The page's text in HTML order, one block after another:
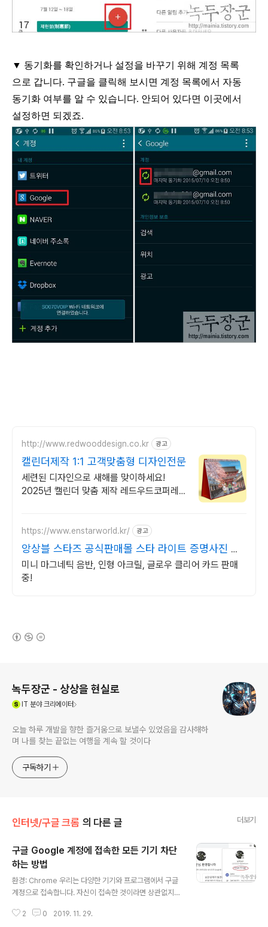
▼ 동기화를 확인하거나 설정을 바꾸기 위해 계정 목록
으로 갑니다. 구글을 클릭해 보시면 계정 목록에서 자동
동기화 여부를 알 수 있습니다. 안되어 있다면 이곳에서
설정하면 되겠죠.
http://www.redwooddesign.co.kr 광고
캘린더제작 1:1 고객맞춤형 디자인전문
세련된 디자인으로 새해를 맞이하세요!
2025년 캘린더 맞춤 제작 레드우드코퍼레
https://www.enstarworld.kr/ 광고
앙상블 스타즈 공식판매몰 스타 라이트 증명사진 제2
탄
미니 마그네틱 음반, 인형 아크릴, 글로우 클리어 카드 판매
중!
녹두장군 - 상상을 현실로
IT 분야 크리에이터
오늘 하루 개발을 향한 즐거움으로 보낼수 있었음을 감사해하
며 나를 찾는 끝없는 여행을 계속 할 것이다
구독하기
인터넷/구글 크롬 의 다른 글 더보기
구글 Google 계정에 접속한 모든 기기 차단
하는 방법
환경: Chrome 우리는 다양한 기기와 프로그램에서 구글
계정으로 접속합니다. 자신이 접속한 것이라면 상관없지만
서 사전에 차단하거나 경고성 메일로 알려 줍니다. 하지만
2 0 2019. 11. 29.